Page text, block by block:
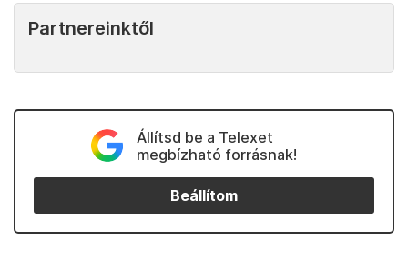
Partnereinktől
Állítsd be a Telexet
megbízható forrásnak!
Beállítom